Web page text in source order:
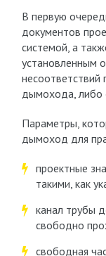
В первую
документов
системой, а
установленным
дымохода, либо
Параметры,
дымоход для
проектные
такими, как
канал трубы
свободно
свободная